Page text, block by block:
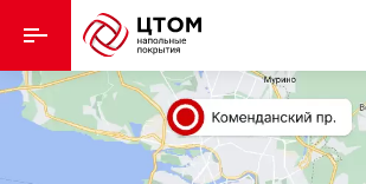
Назад
Кварцвиниловая плитка